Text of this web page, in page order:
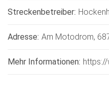
Streckenbetreiber:
Adresse: Am Motodrom,
Mehr Informationen: